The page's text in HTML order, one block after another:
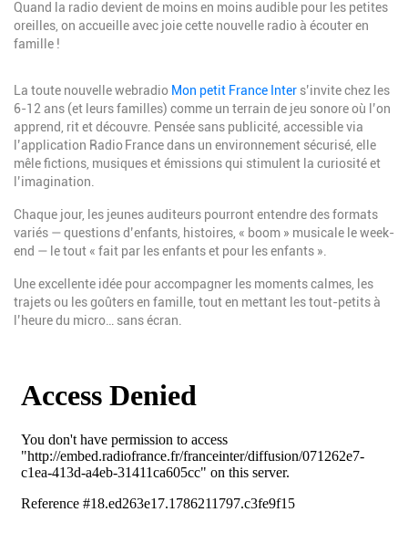
Introduction
Quand la radio devient de moins en moins audible pour les petites
oreilles, on accueille avec joie cette nouvelle radio à écouter en
famille !
Description
La toute nouvelle webradio Mon petit France Inter s’invite chez les
6-12 ans (et leurs familles) comme un terrain de jeu sonore où l’on
apprend, rit et découvre. Pensée sans publicité, accessible via
l’application Radio France dans un environnement sécurisé, elle
mêle fictions, musiques et émissions qui stimulent la curiosité et
l’imagination.
Chaque jour, les jeunes auditeurs pourront entendre des formats
variés — questions d’enfants, histoires, « boom » musicale le week-
end — le tout « fait par les enfants et pour les enfants ».
Une excellente idée pour accompagner les moments calmes, les
trajets ou les goûters en famille, tout en mettant les tout-petits à
l’heure du micro… sans écran.